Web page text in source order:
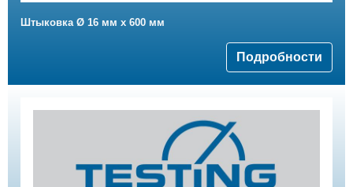
Штыковка Ø 16 мм х 600 мм
Подробности